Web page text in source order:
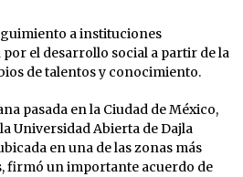
a instituciones
por el desarrollo social a partir de la
de talentos y conocimiento.
pasada en la Ciudad de México,
Universidad Abierta de Dajla
en una de las zonas más
firmó un importante acuerdo de